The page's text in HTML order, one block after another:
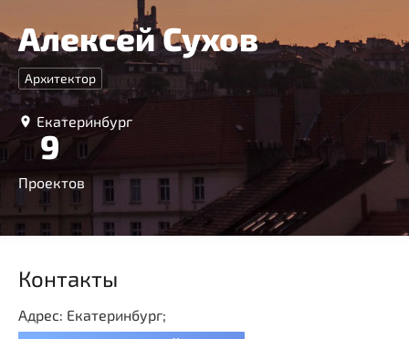
Алексей Сухов
Архитектор
Екатеринбург
9
Проектов
Контакты
Адрес: Екатеринбург;